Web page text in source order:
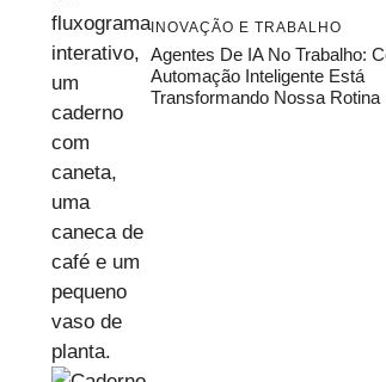
INOVAÇÃO E TRABALHO
Agentes De IA No Trabalho:
Automação Inteligente Está
Transformando Nossa Rotina